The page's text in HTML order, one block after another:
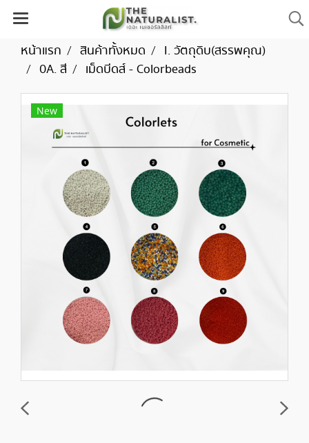
หน้าแรก สินค้าทั้งหมด
I. วัตถุดิบ(สรรพคุณ)
0A. สี
เม็ดบีดส์ - Colorbeads
New